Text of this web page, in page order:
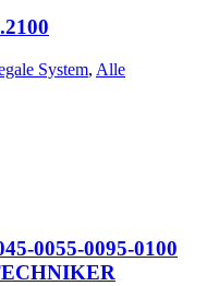
System, Alle
0055-0095-0100